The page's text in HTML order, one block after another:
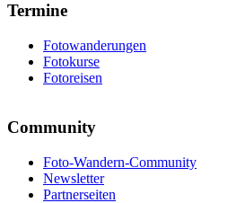
Termine
Fotowanderungen
Fotokurse
Fotoreisen
Community
Foto-Wandern-Community
Newsletter
Partnerseiten